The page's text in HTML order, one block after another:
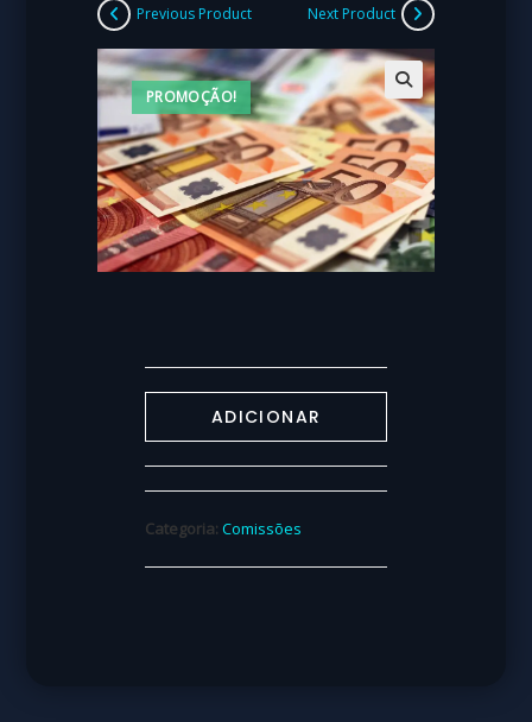
PROMOÇÃO!
Previous Product Next Product
ADICIONAR
Categoria:Comissões